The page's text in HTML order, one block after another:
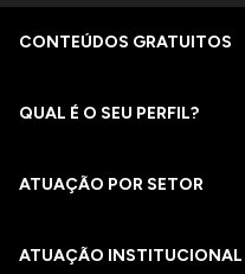
CONTEÚDOS GRATUITOS
QUAL É O SEU PERFIL?
ATUAÇÃO POR SETOR
ATUAÇÃO INSTITUCIONAL